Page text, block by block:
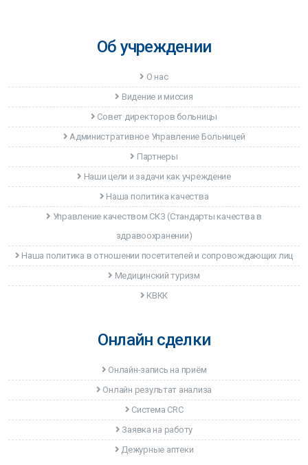
Об учреждении
О нас
Видение и миссия
Совет директоров больницы
Административное Управление Больницей
Партнеры
Наши цели и задачи как учреждение
Наша политика качества
Управление качеством CКЗ (Стандарты качества в
здравоохранении)
Наша политика в отношении посетителей и сопровождающих лиц
Медицинский туризм
КВКК
Онлайн сделки
Онлайн-запись на приём
Онлайн результат анализа
Система CRC
Заявка на работу
Дежурные аптеки